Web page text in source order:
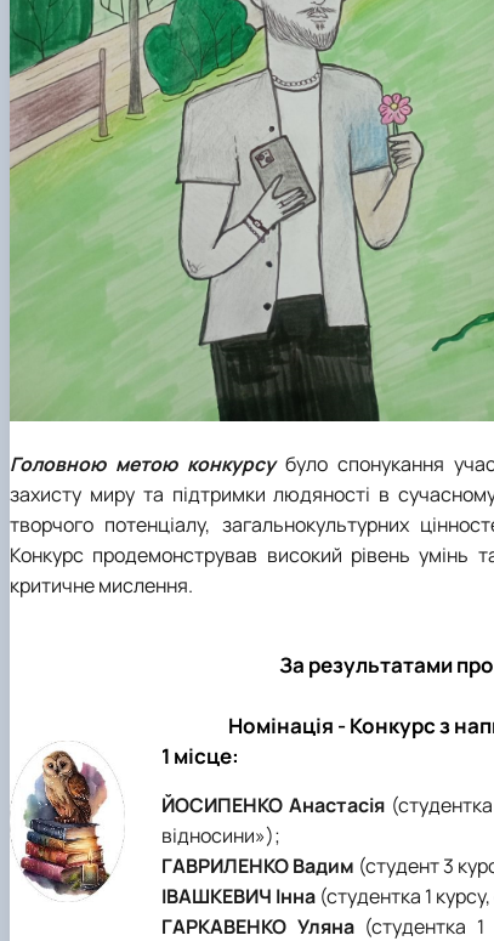
Головною метою конкурсубуло спонукання
захисту миру та підтримки людяності в
творчого потенціалу, загальнокультурних
Конкурс продемонстрував високий рівень умінь
критичне мислення.
За результатами
Номінація - Конкурс з
1 місце:
ЙОСИПЕНКО Анастасія
відносини»);
ГАВРИЛЕНКО Вадим (студент 3
ІВАШКЕВИЧ Інна (студентка 1
ГАРКАВЕНКО Уляна(студентка 1